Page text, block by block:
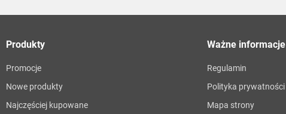
Produkty
Promocje
Nowe produkty
Najczęściej kupowane
Ważne informacje
Regulamin
Polityka prywatności
Mapa strony